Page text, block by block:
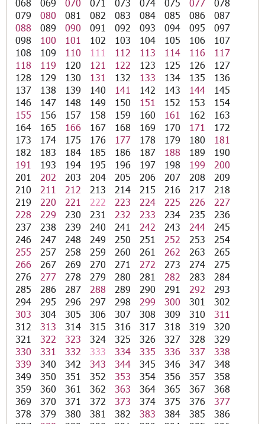
068
069 070 071 073 074 075 077
078
079
080 081 082 083 084 085 086
087
088
089 090 091 092 093 094 095
097
098
100 101 102 103 104 105 106
107
108
109 110 111 112 113 114 116
117
118
119 120 121 122 123 125 126
127
128
129 130 131 132 133 134 135
136
137
138 139 140 141 142 143 144
145
146
147 148 149 150 151 152 153
154
155
156 157 158 159 160 161 162
163
164
165 166 167 168 169 170 171
172
173
174 175 176 177 178 179 180
181
182
183 184 185 186 187 188 189
190
191
193 194 195 196 197 198 199
200
201
202 203 204 205 206 207 208
209
210
211 212 213 214 215 216 217
218
219
220 221 222 223 224 225 226
227
228
229 230 231 232 233 234 235
236
237
238 239 240 241 242 243 244
245
246
247 248 249 250 251 252 253
254
255
257 258 259 260 261 262 263
265
266
267 269 270 271 272 273 274
275
276
277 278 279 280 281 282 283
284
285
286 287 288 289 290 291 292
293
294
295 296 297 298 299 300 301
302
303
304 305 306 307 308 309 310
311
312
313 314 315 316 317 318 319
320
321
322 323 324 325 326 327 328
329
330
331 332 333 334 335 336 337
338
339
340 342 343 344 345 346 347
348
349
350 351 352 353 354 356 357
358
359
360 361 362 363 364 365 367
368
369
370 371 372 373 374 375 376
377
378
379 380 381 382 383 384 385
386